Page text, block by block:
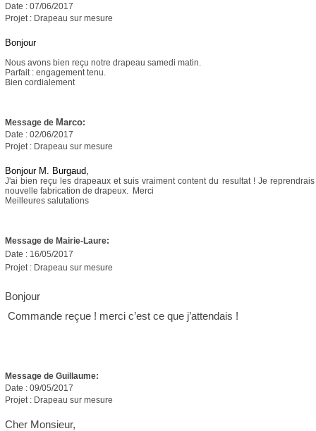
Date : 07/06/2017
Projet : Drapeau sur mesure
Bonjour
Nous avons bien reçu notre drapeau samedi matin.
Parfait : engagement tenu.
Bien cordialement
Message de Marco:
Date : 02/06/2017
Projet : Drapeau sur mesure
Bonjour M. Burgaud,
J'ai bien reçu les drapeaux et suis vraiment content du resultat ! Je
nouvelle fabrication de drapeux. Merci
Meilleures salutations
Message de Mairie-Laure:
Date : 16/05/2017
Projet : Drapeau sur mesure
Bonjour
Commande reçue ! merci c’est ce que j’attendais !
Message de Guillaume:
Date : 09/05/2017
Projet : Drapeau sur mesure
Cher Monsieur,